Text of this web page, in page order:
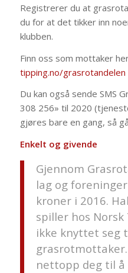
Registrerer du at
du for at det tikker inn
klubben.
Finn oss som mottaker
tipping.no/grasrotandelen
Du kan også sende SMS
308 256» til 2020
gjøres bare en gang, så
Enkelt og givende
Gjennom
lag og
kroner i 2016.
spiller hos
ikke knyttet seg
nettopp deg til å